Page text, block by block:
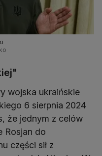
wojska ukraińskie
6 sierpnia 2024
że jednym z celów
Rosjan do
części sił z